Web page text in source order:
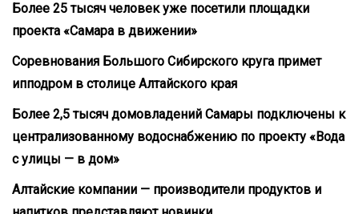
Более 25 тысяч человек уже посетили площадки
проекта «Самара в движении»
Соревнования Большого Сибирского круга примет
ипподром в столице Алтайского края
Более 2,5 тысяч домовладений Самары подключены к
централизованному водоснабжению по проекту «Вода
с улицы — в дом»
Алтайские компании — производители продуктов и